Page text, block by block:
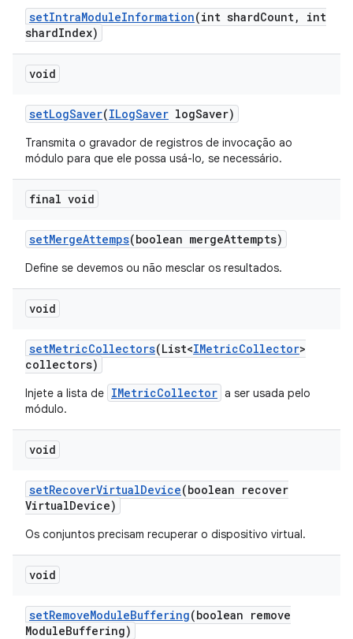
setIntraModuleInformation(int shardCount,
int
shardIndex)
void
setLogSaver(ILogSaver logSaver)
Transmita o gravador de registros de invocação ao
módulo para que ele possa usá-lo, se necessário.
final void
setMergeAttemps(boolean mergeAttempts)
Define se devemos ou não mesclar os resultados.
void
setMetricCollectors(List<IMetricCollector>
collectors)
Injete a lista de IMetricCollector a ser usada pelo
módulo.
void
setRecoverVirtualDevice(boolean recover
VirtualDevice)
Os conjuntos precisam recuperar o dispositivo virtual.
void
setRemoveModuleBuffering(boolean remove
ModuleBuffering)